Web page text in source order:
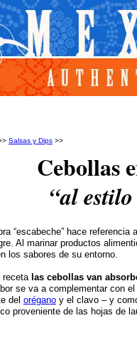
Salsas y Dips >>
Cebollas
“al
“escabeche” hace
Al marinar productos
los sabores de su entorno.
receta las cebollas van
se va a complementar con
del orégano y el clavo – y
proveniente de las hojas de